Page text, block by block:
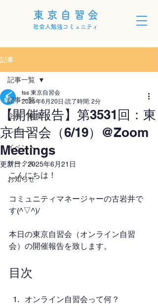
東京自習会
社会人勉強コミュニティ
記事
記事一覧
企画・制度
レポート
イベント
サークル
お知らせ
記事一覧
【開催報告】第3531回：東
京自習会（6/19）@Zoom
Meetings
tss 東京自習会
2025年6月20日 読了時間: 2分
更新日：2025年6月21日
こんにちは！
コミュニティマネージャーの古岩井で
す(^▽^)/
本日の東京自習会（オンライン自習
会）の開催報告を致します。
目次
オンライン自習会って何？